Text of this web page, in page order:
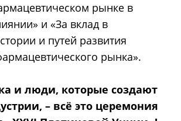
рынке в
и «За вклад в
и путей развития
рынка».
и люди, которые создают
– всё это церемония